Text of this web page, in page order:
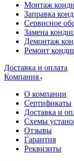
Монтаж
Заправка
Сервисное
Замена
Демонтаж
Ремонт
Доставка и оплата
Компания
О компании
Сертификаты
Доставка и
Схемы
Отзывы
Гарантия
Реквизиты